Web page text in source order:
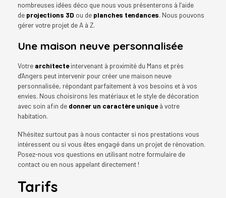
nombreuses idées déco que nous vous présenterons à l’aide
de projections 3D ou de planches tendances. Nous pouvons
gérer votre projet de A à Z.
Une maison neuve personnalisée
Votre architecteintervenant à proximité du Mans et près
d'Angers peut intervenir pour créer une maison neuve
personnalisée, répondant parfaitement à vos besoins et à vos
envies. Nous choisirons les matériaux et le style de décoration
avec soin afin de donner un caractère uniqueà votre
habitation.
N’hésitez surtout pas à nous contacter si nos prestations vous
intéressent ou si vous êtes engagé dans un projet de rénovation.
Posez-nous vos questions en utilisant notre formulaire de
contact ou en nous appelant directement !
Tarifs